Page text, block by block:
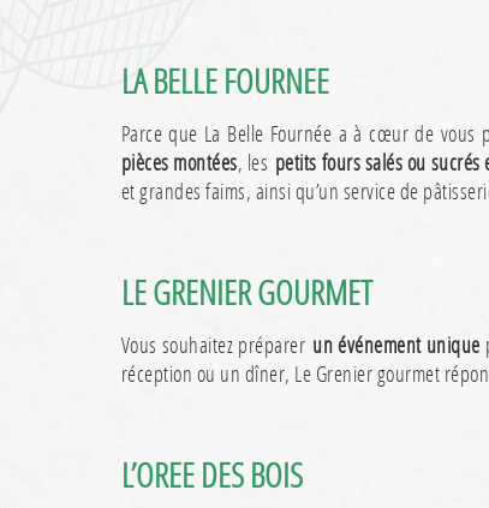
LA BELLE FOURNEE
Parce que La Belle Fournée a à cœur de
pièces montées, les petits fours salés ou sucrés
et grandes faims, ainsi qu’un service de
LE GRENIER GOURMET
Vous souhaitez préparer un événement unique
réception ou un dîner, Le Grenier gourmet
L’OREE DES BOIS